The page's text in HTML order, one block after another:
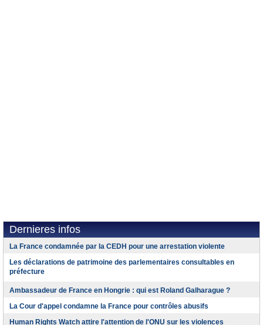
Dernieres infos
La France condamnée par la CEDH pour une arrestation violente
Les déclarations de patrimoine des parlementaires consultables en
préfecture
Ambassadeur de France en Hongrie : qui est Roland Galharague ?
La Cour d'appel condamne la France pour contrôles abusifs
Human Rights Watch attire l'attention de l'ONU sur les violences